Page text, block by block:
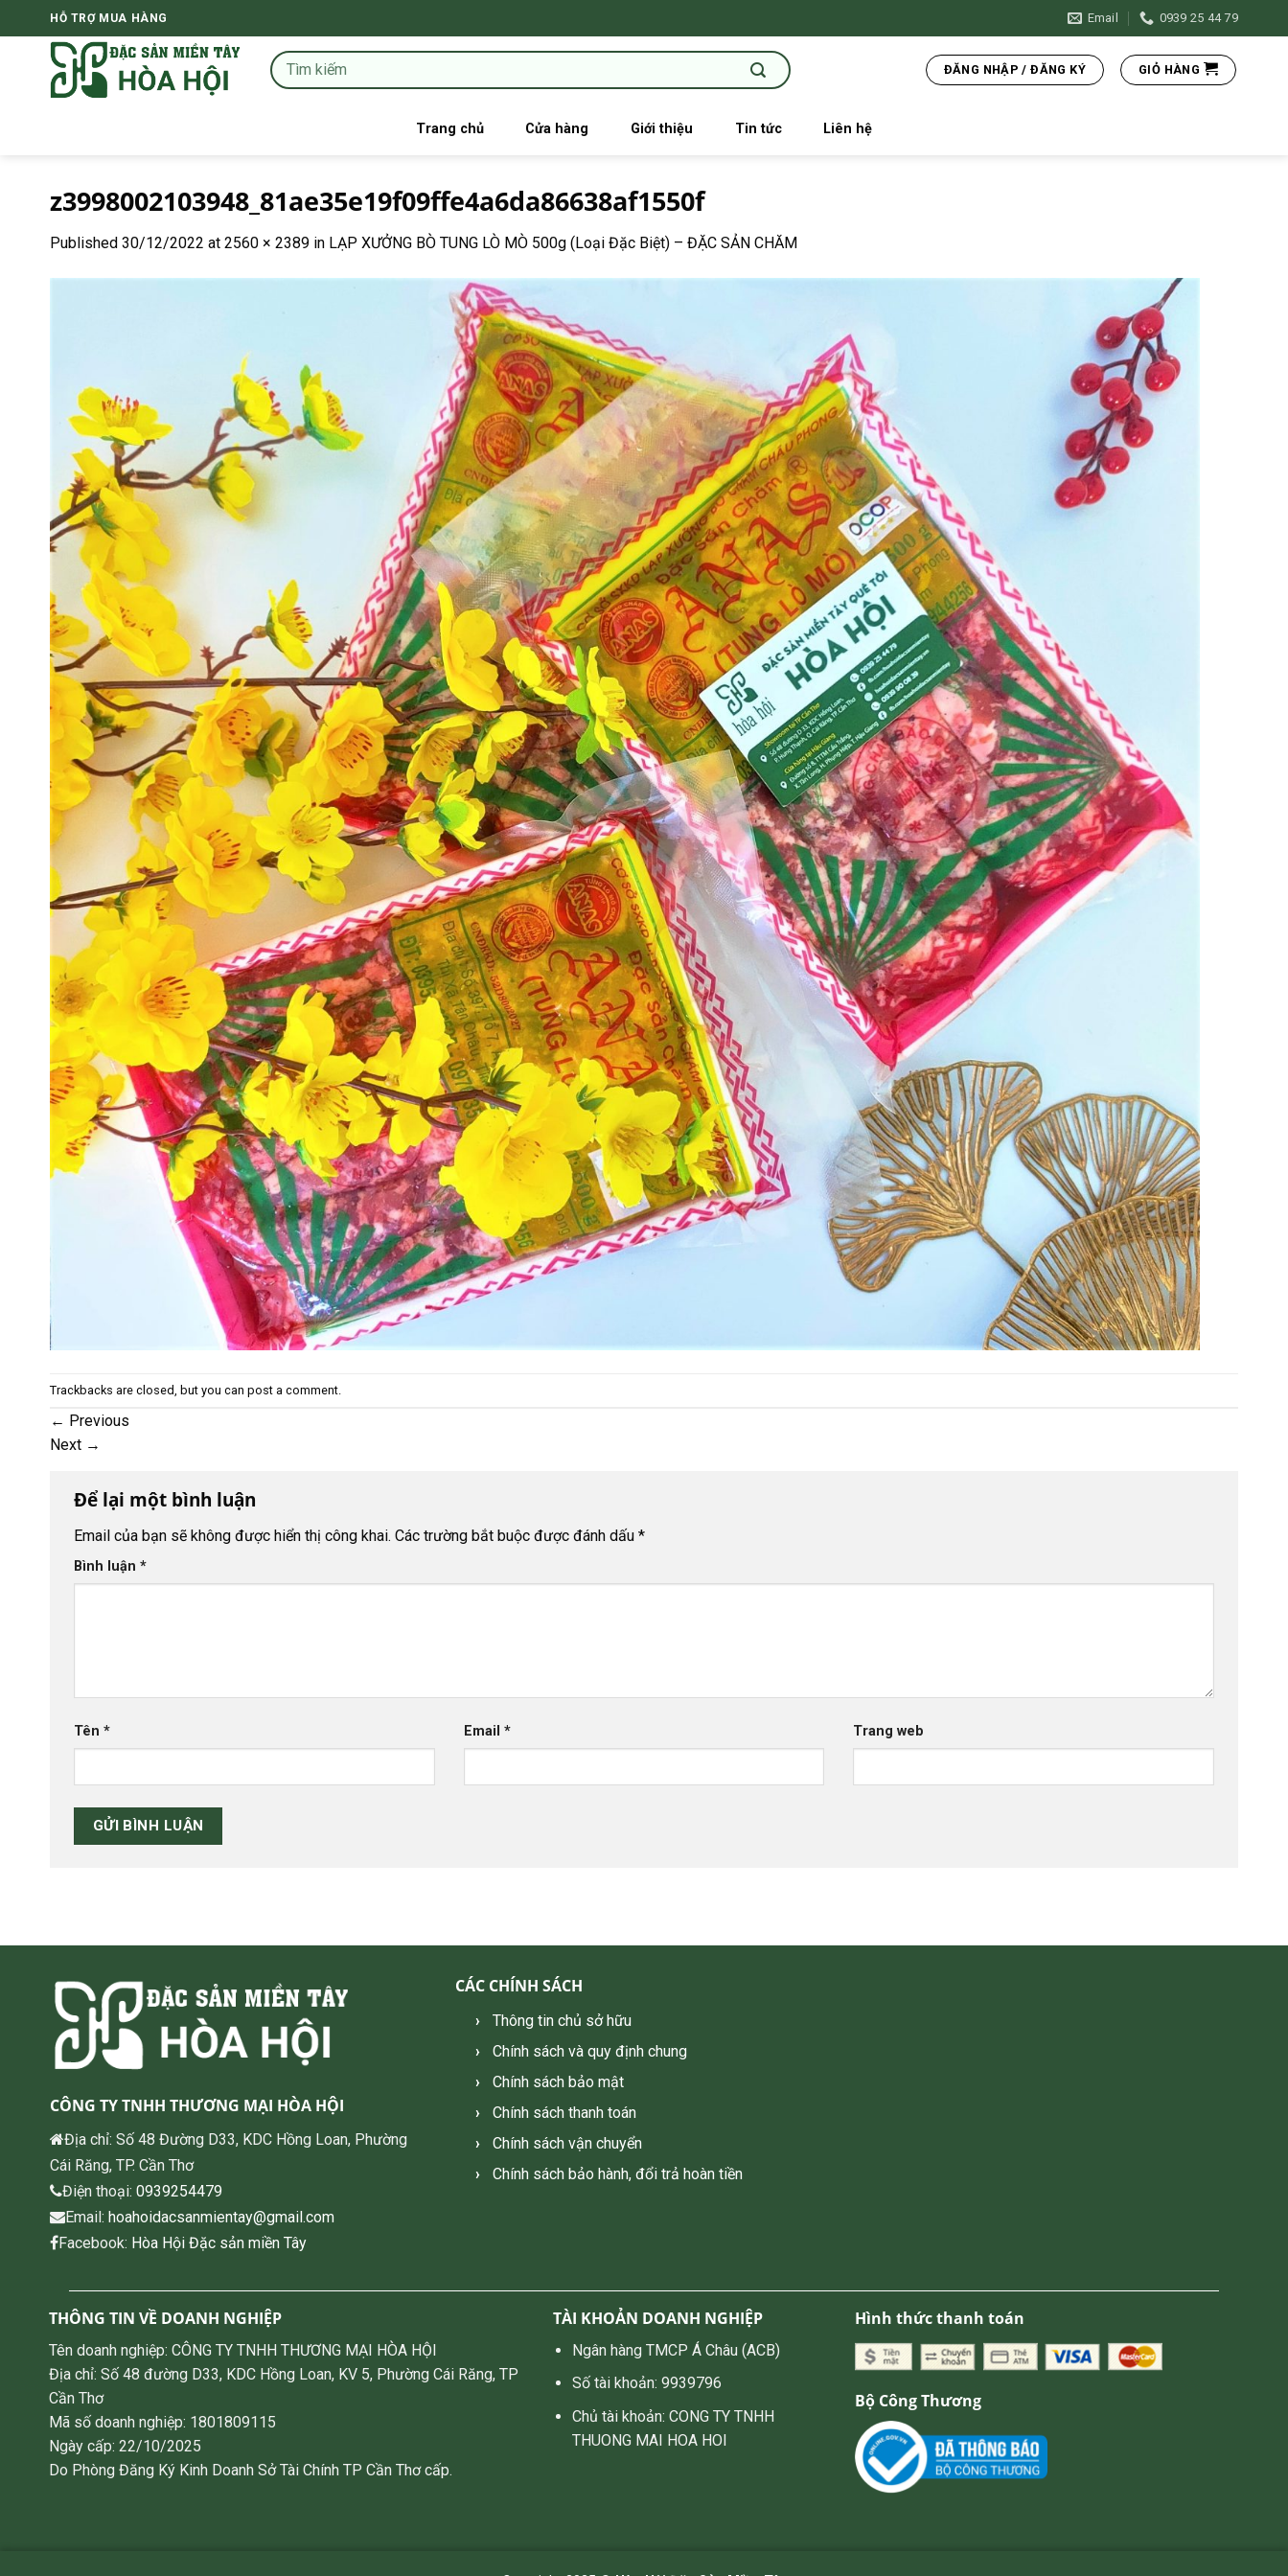
to
HỖ TRỢ MUA HÀNG Email 0939 25 44 79
ĐĂNG NHẬP / ĐĂNG KÝ GIỎ HÀNG
Trang chủ Cửa hàng Giới thiệu Tin tức Liên hệ
z3998002103948_81ae35e19f09ffe4a6da86638af1550f
Published 30/12/2022 at 2560 × 2389 in LẠP XƯỞNG BÒ TUNG LÒ MÒ 500g (Loại Đặc Biệt) – ĐẶC SẢN CHĂM
Trackbacks are closed, but you can post a comment
← Previous
Next →
Để lại một bình luận
Email của bạn sẽ không được hiển thị công khai. Các trường bắt buộc được đánh dấu *
Bình luận *
Tên * Email * Trang web
CÔNG TY TNHH THƯƠNG MẠI HÒA HỘI
Địa chỉ: Số 48 Đường D33, KDC Hồng Loan, Phường
Cái Răng, TP. Cần Thơ
Điện thoại: 0939254479
Email: hoahoidacsanmientay@gmail.com
Facebook: Hòa Hội Đặc sản miền Tây
CÁC CHÍNH SÁCH
Thông tin chủ sở hữu
Chính sách và quy định chung
Chính sách bảo mật
Chính sách thanh toán
Chính sách vận chuyển
Chính sách bảo hành, đổi trả hoàn tiền
THÔNG TIN VỀ DOANH NGHIỆP
Tên doanh nghiệp: CÔNG TY TNHH THƯƠNG MẠI HÒA HỘI
Địa chỉ: Số 48 đường D33, KDC Hồng Loan, KV 5, Phường Cái Răng, TP
Cần Thơ
Mã số doanh nghiệp: 1801809115
Ngày cấp: 22/10/2025
Do Phòng Đăng Ký Kinh Doanh Sở Tài Chính TP Cần Thơ cấp.
TÀI KHOẢN DOANH NGHIỆP
Ngân hàng TMCP Á Châu (ACB)
Số tài khoản: 9939796
Chủ tài khoản: CONG TY TNHH
THUONG MAI HOA HOI
Hình thức thanh toán
Bộ Công Thương